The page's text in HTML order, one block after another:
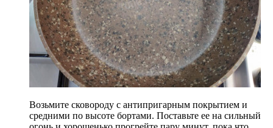
Возьмите сковороду с антипригарным покрытием и
средними по высоте бортами. Поставьте ее на сильный